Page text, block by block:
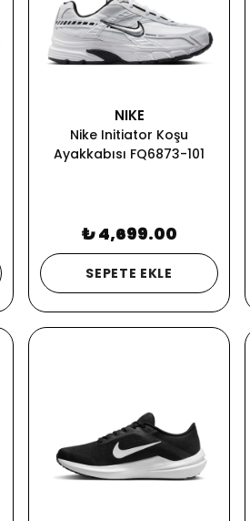
NIKE
Nike Initiator Koşu
Ayakkabısı FQ6873-101
₺ 4,699.00
SEPETE EKLE